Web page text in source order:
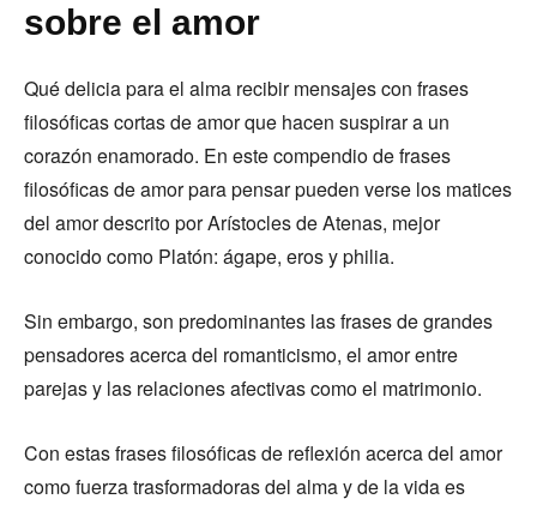
sobre el amor
Qué delicia para el alma recibir mensajes con frases
filosóficas cortas de amor que hacen suspirar a un
corazón enamorado. En este compendio de frases
filosóficas de amor para pensar pueden verse los matices
del amor descrito por Arístocles de Atenas, mejor
conocido como Platón: ágape, eros y philia.
Sin embargo, son predominantes las frases de grandes
pensadores acerca del romanticismo, el amor entre
parejas y las relaciones afectivas como el matrimonio.
Con estas frases filosóficas de reflexión acerca del amor
como fuerza trasformadoras del alma y de la vida es